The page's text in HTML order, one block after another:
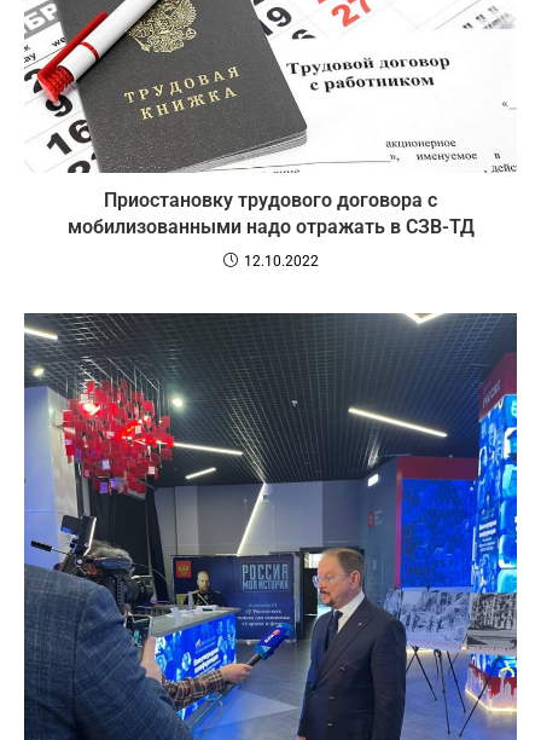
Приостановку трудового договора с
мобилизованными надо отражать в СЗВ-ТД
12.10.2022